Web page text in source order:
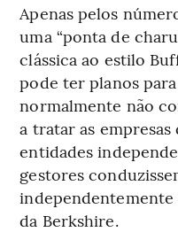
Apenas pelos
uma “ponta de
clássica ao estilo
pode ter planos
normalmente não
a tratar as
entidades
gestores
da Berkshire.